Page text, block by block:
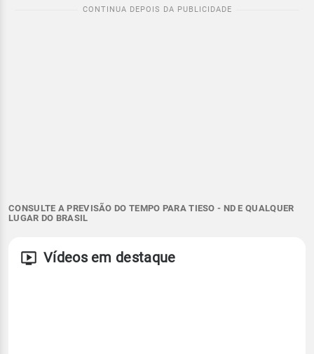
CONSULTE A PREVISÃO DO TEMPO PARA TIESO - ND E QUALQUER
LUGAR DO BRASIL
Vídeos em destaque